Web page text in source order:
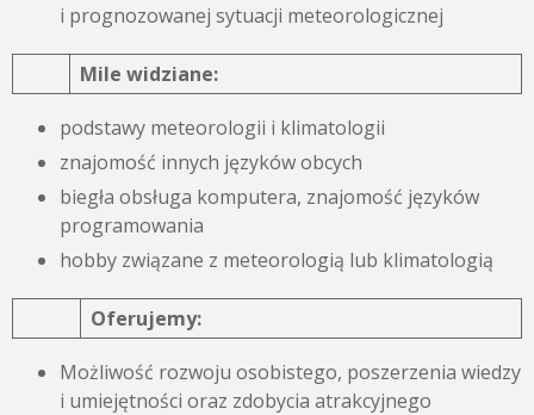
i prognozowanej sytuacji meteorologicznej
Mile widziane:
podstawy meteorologii i klimatologii
znajomość innych języków obcych
biegła obsługa komputera, znajomość języków
programowania
hobby związane z meteorologią lub klimatologią
Oferujemy:
Możliwość rozwoju osobistego, poszerzenia wiedzy
i umiejętności oraz zdobycia atrakcyjnego